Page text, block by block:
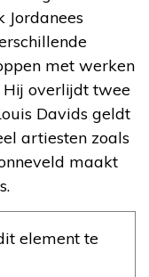
met werken
Hij overlijdt twee
Davids geldt
artiesten zoals
maakt
element te